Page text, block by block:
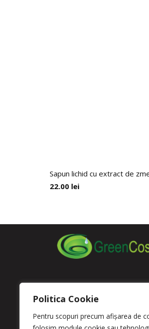
Politica Cookie
Pentru scopuri precum afișarea de
Sapun lichid cu extract de
22.00 lei
Negri , Nr. 11 sector 5 –